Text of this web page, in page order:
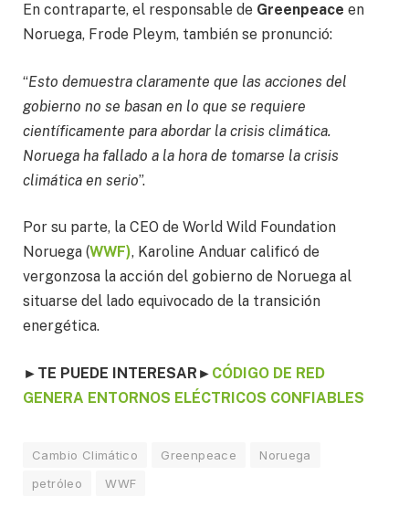
En contraparte, el responsable de Greenpeace en
Noruega, Frode Pleym, también se pronunció:
“Esto demuestra claramente que las acciones del
gobierno no se basan en lo que se requiere
científicamente para abordar la crisis climática.
Noruega ha fallado a la hora de tomarse la crisis
climática en serio”.
Por su parte, la CEO de World Wild Foundation
Noruega (WWF), Karoline Anduar calificó de
vergonzosa la acción del gobierno de Noruega al
situarse del lado equivocado de la transición
energética.
►TE PUEDE INTERESAR ► CÓDIGO DE RED
GENERA ENTORNOS ELÉCTRICOS CONFIABLES
Cambio Climático Greenpeace
Noruega
petróleo
WWF